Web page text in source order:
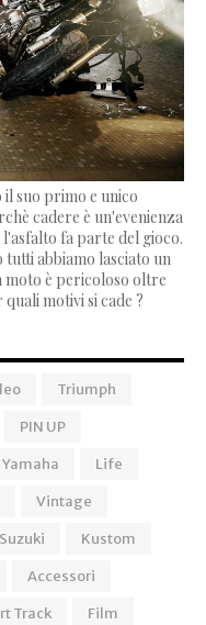
il suo primo e unico
cadere è un'evenienza
fa parte del gioco.
tutti abbiamo lasciato un
moto è pericoloso oltre
motivi si cade ?
Triumph
PIN UP
Yamaha
Life
Vintage
Suzuki
Kustom
Accessori
Track
Film